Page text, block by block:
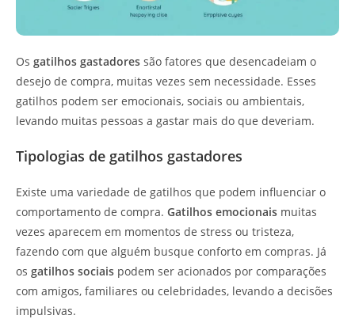
Os gatilhos gastadores são fatores que desencadeiam o
desejo de compra, muitas vezes sem necessidade. Esses
gatilhos podem ser emocionais, sociais ou ambientais,
levando muitas pessoas a gastar mais do que deveriam.
Tipologias de gatilhos gastadores
Existe uma variedade de gatilhos que podem influenciar o
comportamento de compra. Gatilhos emocionais muitas
vezes aparecem em momentos de stress ou tristeza,
fazendo com que alguém busque conforto em compras. Já
os gatilhos sociais podem ser acionados por comparações
com amigos, familiares ou celebridades, levando a decisões
impulsivas.